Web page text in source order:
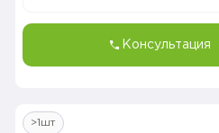
Консультация
>1шт